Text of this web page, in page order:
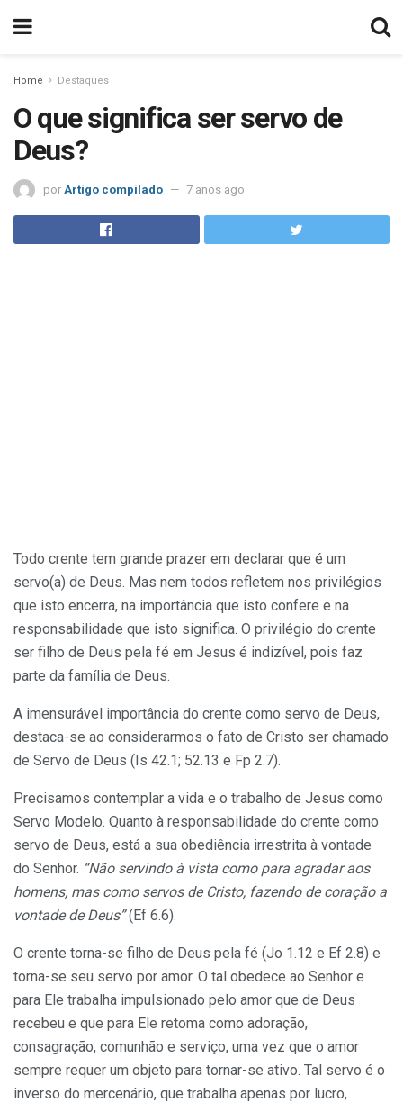
Home Destaques
O que significa ser servo de
Deus?
por Artigo compilado 7 anos ago
Todo crente tem grande prazer em declarar que é um
servo(a) de Deus. Mas nem todos refletem nos privilégios
que isto encerra, na importância que isto confere e na
responsabilidade que isto significa. O privilégio do crente
ser filho de Deus pela fé em Jesus é indizível, pois faz
parte da família de Deus.
A imensurável importância do crente como servo de Deus,
destaca-se ao considerarmos o fato de Cristo ser chamado
de Servo de Deus (Is 42.1; 52.13 e Fp 2.7).
Precisamos contemplar a vida e o trabalho de Jesus como
Servo Modelo. Quanto à responsabilidade do crente como
servo de Deus, está a sua obediência irrestrita à vontade
do Senhor. “Não servindo à vista como para agradar aos
homens, mas como servos de Cristo, fazendo de coração a
vontade de Deus”(Ef 6.6).
O crente torna-se filho de Deus pela fé (Jo 1.12 e Ef 2.8) e
torna-se seu servo por amor. O tal obedece ao Senhor e
para Ele trabalha impulsionado pelo amor que de Deus
recebeu e que para Ele retoma como adoração,
consagração, comunhão e serviço, uma vez que o amor
sempre requer um objeto para tornar-se ativo. Tal servo é o
inverso do mercenário, que trabalha apenas por lucro,